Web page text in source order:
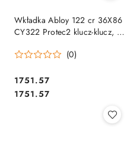
Wkładka Abloy 122 cr 36X86
CY322 Protec2 klucz-klucz, 3
(0)
Cena:
1751.57
Cena:
1751.57